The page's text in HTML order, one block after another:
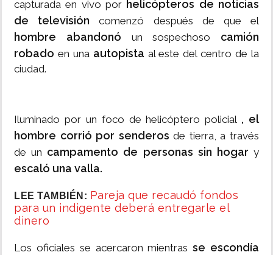
capturada en vivo por helicópteros de noticias
de televisióncomenzó después de que el
hombre abandonó un sospechoso camión
robado en una autopista al este del centro de la
ciudad.
Iluminado por un foco de helicóptero policial , el
hombre corrió por senderos de tierra, a través
de un campamento de personas sin hogar y
escaló una valla.
LEE TAMBIÉN: Pareja que recaudó fondos
para un indigente deberá entregarle el
dinero
Los oficiales se acercaron mientrasse escondía